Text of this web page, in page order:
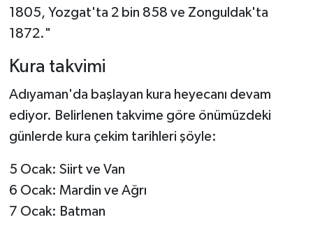
1805, Yozgat'ta 2 bin 858 ve Zonguldak'ta
1872."
Kura takvimi
Adıyaman'da başlayan kura heyecanı devam
ediyor. Belirlenen takvime göre önümüzdeki
günlerde kura çekim tarihleri şöyle:
5 Ocak: Siirt ve Van
6 Ocak: Mardin ve Ağrı
7 Ocak: Batman